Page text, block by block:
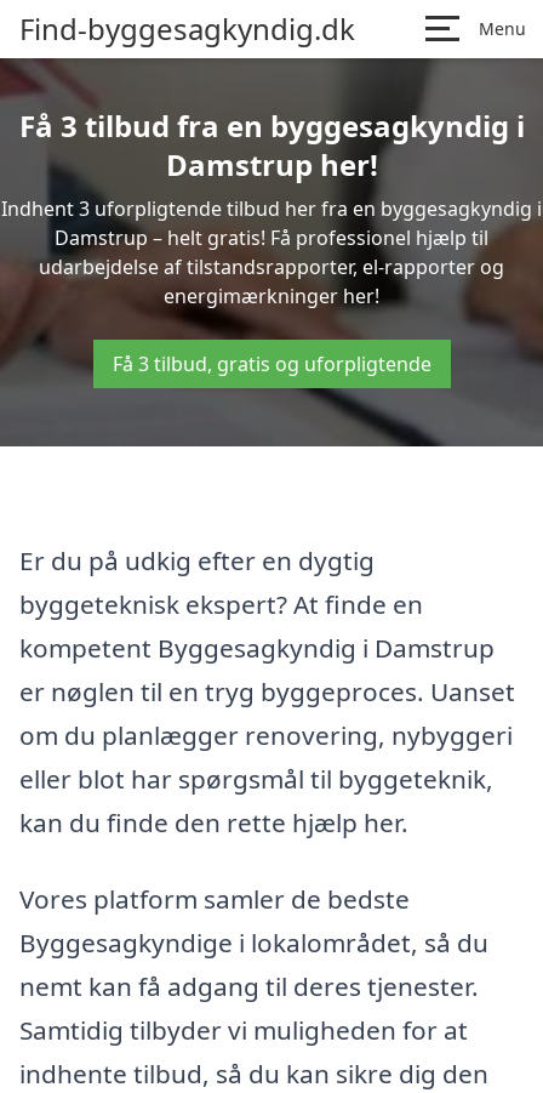
Find-byggesagkyndig.dk Menu
Få 3 tilbud fra en byggesagkyndig i
Damstrup her!
Indhent 3 uforpligtende tilbud her fra en byggesagkyndig i
Damstrup – helt gratis! Få professionel hjælp til
udarbejdelse af tilstandsrapporter, el-rapporter og
energimærkninger her!
Få 3 tilbud, gratis og uforpligtende
Er du på udkig efter en dygtig
byggeteknisk ekspert? At finde en
kompetent Byggesagkyndig i Damstrup
er nøglen til en tryg byggeproces. Uanset
om du planlægger renovering, nybyggeri
eller blot har spørgsmål til byggeteknik,
kan du finde den rette hjælp her.
Vores platform samler de bedste
Byggesagkyndige i lokalområdet, så du
nemt kan få adgang til deres tjenester.
Samtidig tilbyder vi muligheden for at
indhente tilbud, så du kan sikre dig den